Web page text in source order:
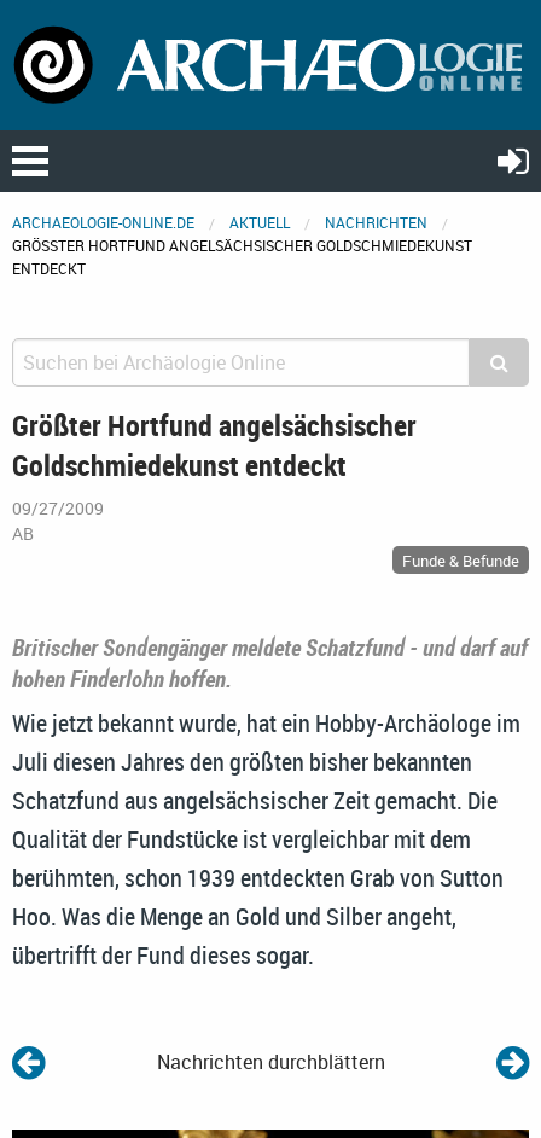
ARCHAEOLOGIE-ONLINE.DE AKTUELL
NACHRICHTEN
GRÖSSTER HORTFUND ANGELSÄCHSISCHER GOLDSCHMIEDEKUNST E
NTDECKT
Größter Hortfund angelsächsischer
Goldschmiedekunst entdeckt
09/27/2009
AB
Funde & Befunde
Britischer Sondengänger meldete Schatzfund - und darf auf
hohen Finderlohn hoffen.
Wie jetzt bekannt wurde, hat ein Hobby-Archäologe im
Juli diesen Jahres den größten bisher bekannten
Schatzfund aus angelsächsischer Zeit gemacht. Die
Qualität der Fundstücke ist vergleichbar mit dem
berühmten, schon 1939 entdeckten Grab von Sutton
Hoo. Was die Menge an Gold und Silber angeht,
übertrifft der Fund dieses sogar.
Nachrichten durchblättern